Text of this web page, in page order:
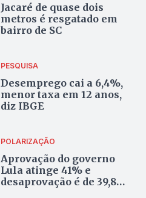
Jacaré de quase dois
metros é resgatado em
bairro de SC
PESQUISA
Desemprego cai a 6,4%,
menor taxa em 12 anos,
diz IBGE
POLARIZAÇÃO
Aprovação do governo
Lula atinge 41% e
desaprovação é de 39,8%,